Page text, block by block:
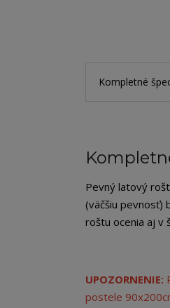
Kompletné
Pevný latový
(väčšiu pevnosť)
roštu ocenia aj v
UPOZORNENIE:
postele